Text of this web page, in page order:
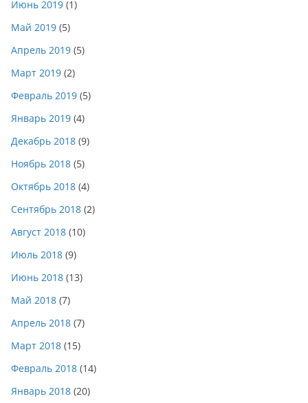
Июнь 2019 (1)
Май 2019 (5)
Апрель 2019 (5)
Март 2019 (2)
Февраль 2019 (5)
Январь 2019 (4)
Декабрь 2018 (9)
Ноябрь 2018 (5)
Октябрь 2018 (4)
Сентябрь 2018 (2)
Август 2018 (10)
Июль 2018 (9)
Июнь 2018 (13)
Май 2018 (7)
Апрель 2018 (7)
Март 2018 (15)
Февраль 2018 (14)
Январь 2018 (20)